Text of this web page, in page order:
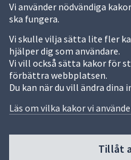
Vi använder nödvändiga
ska fungera.
Vi skulle vilja sätta lite fler
hjälper dig som användare.
Vi vill också sätta kakor för
förbättra webbplatsen.
Du kan när du vill ändra dina
Läs om vilka kakor vi
Tillåt
Allmänna handlingar och
Behandling av
Kakor
Språk (other languages)
Fler